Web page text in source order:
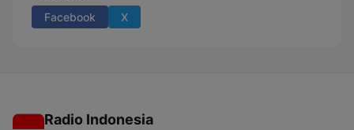
Facebook X
Radio Indonesia